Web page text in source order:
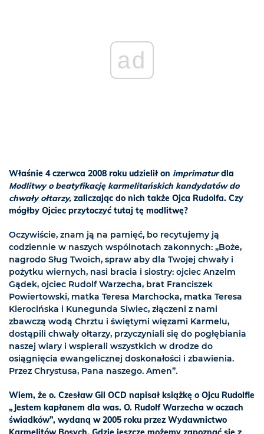
ad
Właśnie 4 czerwca 2008 roku udzielił on imprimaturdla
Modlitwy o beatyfikację karmelitańskich kandydatów do
chwały ołtarzy, zaliczając do nich także Ojca Rudolfa. Czy
mógłby Ojciec przytoczyć tutaj tę modlitwę?
Oczywiście, znam ją na pamięć, bo recytujemy ją
codziennie w naszych wspólnotach zakonnych: „Boże,
nagrodo Sług Twoich, spraw aby dla Twojej chwały i
pożytku wiernych, nasi bracia i siostry: ojciec Anzelm
Gądek, ojciec Rudolf Warzecha, brat Franciszek
Powiertowski, matka Teresa Marchocka, matka Teresa
Kierocińska i Kunegunda Siwiec, złączeni z nami
zbawczą wodą Chrztu i świętymi więzami Karmelu,
dostąpili chwały ołtarzy, przyczyniali się do pogłębiania
naszej wiary i wspierali wszystkich w drodze do
osiągnięcia ewangelicznej doskonałości i zbawienia.
Przez Chrystusa, Pana naszego. Amen”.
Wiem, że o. Czesław Gil OCD napisał książkę o Ojcu Rudolfie
„Jestem kapłanem dla was. O. Rudolf Warzecha w oczach
świadków”, wydaną w 2005 roku przez Wydawnictwo